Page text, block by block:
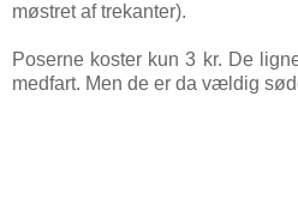
møstret af trekanter).
Poserne koster kun 3 kr. De
medfart. Men de er da vældig